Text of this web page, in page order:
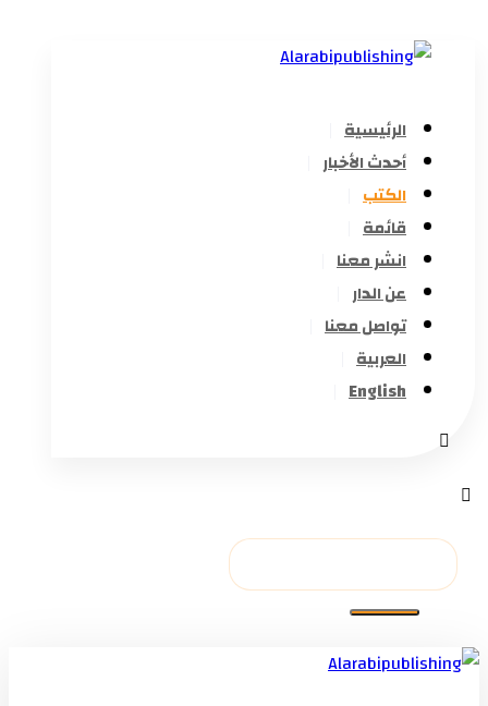
الرئيسية
أحدث الأخبار
الكتب
قائمة
انشر معنا
عن الدار
تواصل معنا
العربية
English